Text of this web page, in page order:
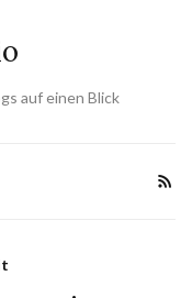
auf einen Blick